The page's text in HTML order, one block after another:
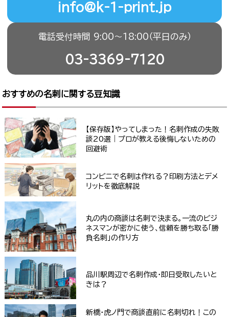
info@k-1-print.jp
電話受付時間 9:00〜18:00（平日のみ）
03-3369-7120
おすすめの名刺に関する豆知識
【保存版】やってしまった！名刺作成の失敗
談20選｜プロが教える後悔しないための
回避術
コンビニで名刺は作れる？印刷方法とデメ
リットを徹底解説
丸の内の商談は名刺で決まる。一流のビジ
ネスマンが密かに使う、信頼を勝ち取る「勝
負名刺」の作り方
品川駅周辺で名刺作成・即日受取したいと
きは？
新橋・虎ノ門で商談直前に名刺切れ！この